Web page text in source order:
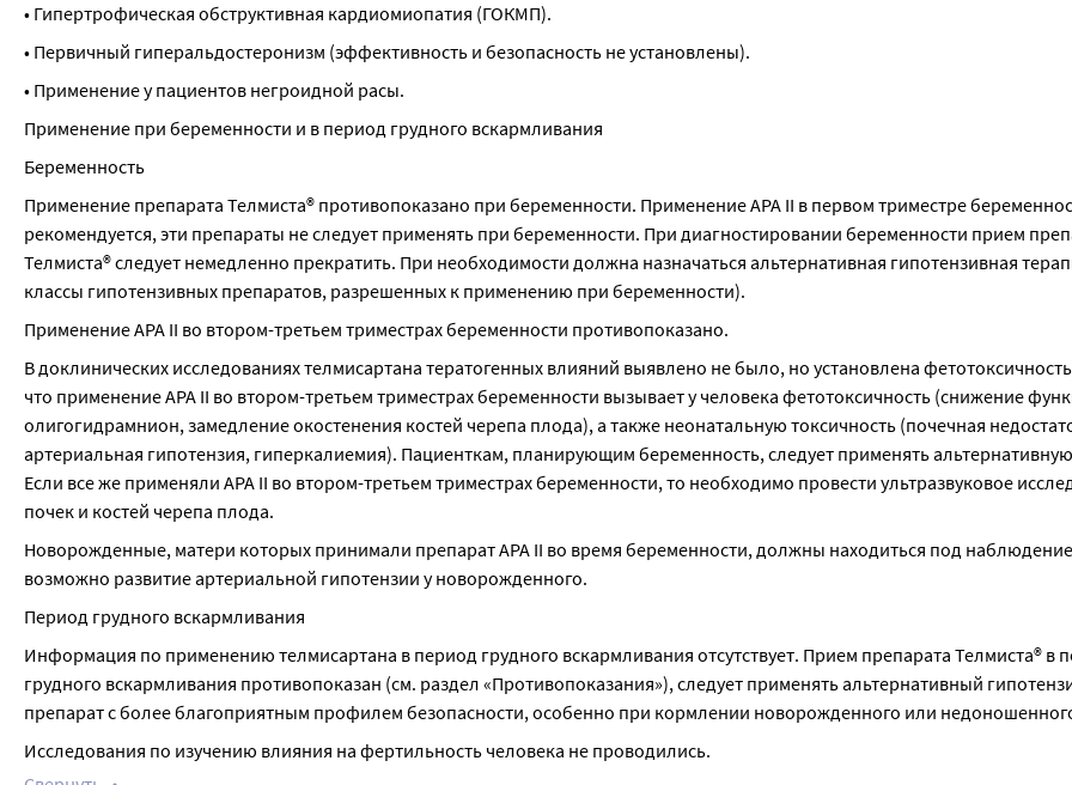
• Гипертрофическая обструктивная кардиомиопатия (ГОКМП).
• Первичный гиперальдостеронизм (эффективность и безопасность не установлены).
• Применение у пациентов негроидной расы.
Применение при беременности и в период грудного вскармливания
Беременность
Применение препарата Телмиста® противопоказано при беременности. Применение АРА II в первом триместре
рекомендуется, эти препараты не следует применять при беременности. При диагностировании беременности прием
Телмиста® следует немедленно прекратить. При необходимости должна назначаться альтернативная гипотензивная
классы гипотензивных препаратов, разрешенных к применению при беременности).
Применение АРА II во втором-третьем триместрах беременности противопоказано.
В доклинических исследованиях телмисартана тератогенных влияний выявлено не было, но установлена
что применение АРА II во втором-третьем триместрах беременности вызывает у человека фетотоксичность (снижение
олигогидрамнион, замедление окостенения костей черепа плода), а также неонатальную токсичность (почечная
артериальная гипотензия, гиперкалиемия). Пациенткам, планирующим беременность, следует применять
Если все же применяли АРА II во втором-третьем триместрах беременности, то необходимо провести ультразвуковое
почек и костей черепа плода.
Новорожденные, матери которых принимали препарат АРА II во время беременности, должны находиться под
возможно развитие артериальной гипотензии у новорожденного.
Период грудного вскармливания
Информация по применению телмисартана в период грудного вскармливания отсутствует. Прием препарата Телмиста® в
грудного вскармливания противопоказан (см. раздел «Противопоказания»), следует применять альтернативный
препарат с более благоприятным профилем безопасности, особенно при кормлении новорожденного или
Исследования по изучению влияния на фертильность человека не проводились.